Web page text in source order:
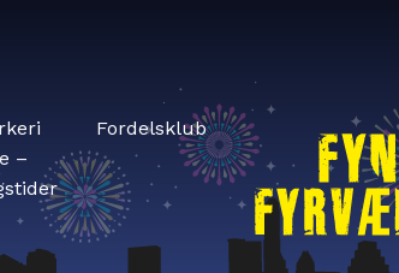
–
Fordelsklub